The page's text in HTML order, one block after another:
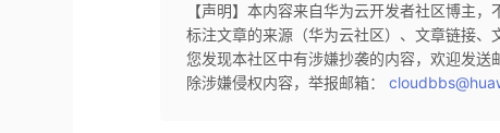
【声明】本内容来自华为云开发者社区博主
标注文章的来源（华为云社区）、文章链接
您发现本社区中有涉嫌抄袭的内容，欢迎发
除涉嫌侵权内容，举报邮箱：